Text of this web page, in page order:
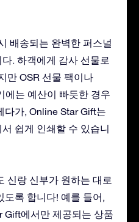
배송되는 완벽한 퍼스널
. 하객에게 감사 선물로
만 OSR 선물 팩이나
에는 예산이 빠듯한 경우
다가, Online Star Gift는
쉽게 인쇄할 수 있습니
신랑 신부가 원하는 대로
도록 합니다! 예를 들어,
Gift에서만 제공되는 상품